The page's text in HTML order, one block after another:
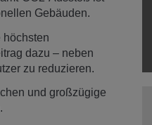
Gebäuden.
höchsten
dazu – neben
zu reduzieren.
und großzügige